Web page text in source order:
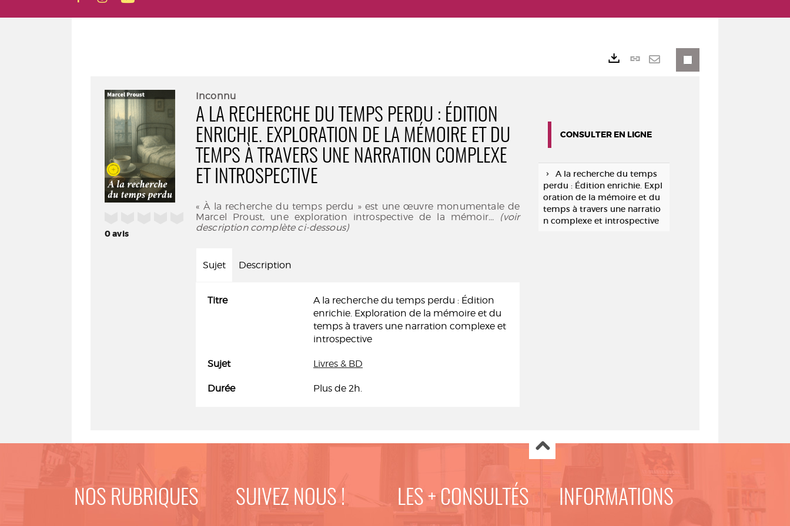
0avis
Inconnu
A LA RECHERCHE DU TEMPS PERDU : ÉDITION
ENRICHIE. EXPLORATION DE LA MÉMOIRE ET DU
TEMPS À TRAVERS UNE NARRATION COMPLEXE
ET INTROSPECTIVE
« À la recherche du temps perdu » est une œuvre monumentale de
Marcel Proust, une exploration introspective de la mémoir... (voir
description complète ci-dessous)
Sujet Description
Titre
A la recherche du temps perdu : Édition
enrichie. Exploration de la mémoire et du
temps à travers une narration complexe et
introspective
Sujet Livres & BD
Durée Plus de 2h.
Lien
CONSULTER EN LIGNE
A la recherche du temps
perdu : Édition enrichie. Expl
oration de la mémoire et du
temps à travers une narratio
n complexe et introspective
NOS RUBRIQUES SUIVEZ NOUS ! LES + CONSULTÉS INFORMATIONS